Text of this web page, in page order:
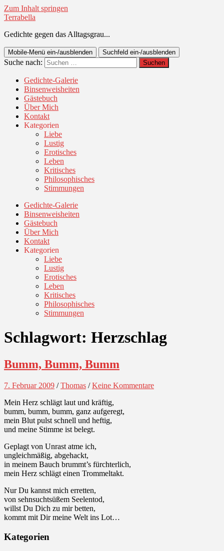
Zum Inhalt springen
Terrabella
Gedichte gegen das Alltagsgrau...
Mobile-Menü ein-/ausblenden Suchfeld ein-/ausblenden
Suche nach:
Gedichte-Galerie
Binsenweisheiten
Gästebuch
Über Mich
Kontakt
Kategorien
Liebe
Lustig
Erotisches
Leben
Kritisches
Philosophisches
Stimmungen
Gedichte-Galerie
Binsenweisheiten
Gästebuch
Über Mich
Kontakt
Kategorien
Liebe
Lustig
Erotisches
Leben
Kritisches
Philosophisches
Stimmungen
Schlagwort: Herzschlag
Bumm, Bumm, Bumm
7. Februar 2009 /Thomas /Keine Kommentare
Mein Herz schlägt laut und kräftig,
bumm, bumm, bumm, ganz aufgeregt,
mein Blut pulst schnell und heftig,
und meine Stimme ist belegt.
Geplagt von Unrast atme ich,
ungleichmäßig, abgehackt,
in meinem Bauch brummt’s fürchterlich,
mein Herz schlägt einen Trommeltakt.
Nur Du kannst mich erretten,
von sehnsuchtsüßem Seelentod,
willst Du Dich zu mir betten,
kommt mit Dir meine Welt ins Lot…
Kategorien